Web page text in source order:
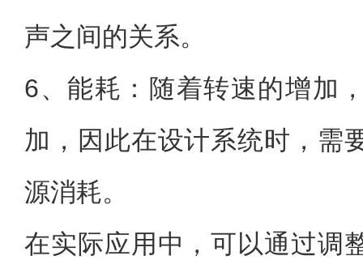
声之间的关系。
6、能耗：随着转速的增加
加，因此在设计系统时，需
源消耗。
在实际应用中，可以通过调